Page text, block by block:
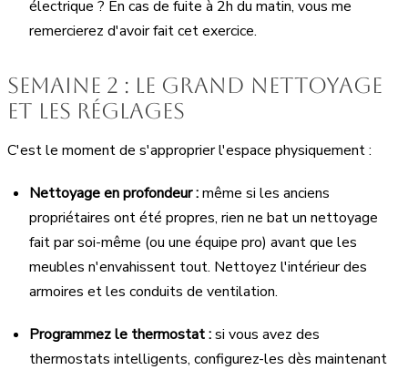
électrique ? En cas de fuite à 2h du matin, vous me
remercierez d'avoir fait cet exercice.
Semaine 2 : le grand nettoyage
et les réglages
C'est le moment de s'approprier l'espace physiquement :
Nettoyage en profondeur :même si les anciens
propriétaires ont été propres, rien ne bat un nettoyage
fait par soi-même (ou une équipe pro) avant que les
meubles n'envahissent tout. Nettoyez l'intérieur des
armoires et les conduits de ventilation.
Programmez le thermostat :si vous avez des
thermostats intelligents, configurez-les dès maintenant